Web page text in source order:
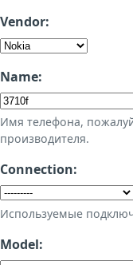
Vendor:
Name:
Имя телефона,
производителя.
Connection:
Используемые
Model: